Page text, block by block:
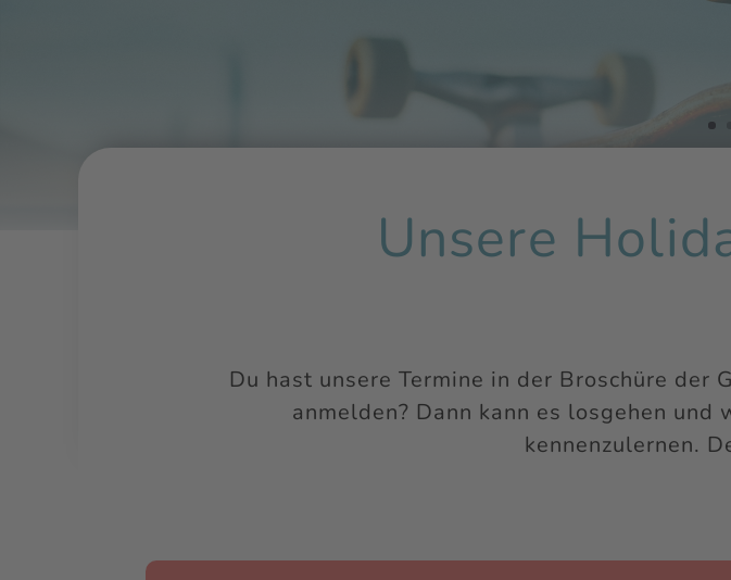
Unsere
Du hast unsere Termine in der Broschüre der
anmelden? Dann kann es losgehen
kennenzulernen.